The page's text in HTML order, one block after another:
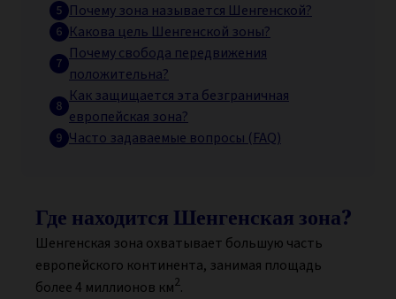
Почему зона называется Шенгенской?
Какова цель Шенгенской зоны?
Почему свобода передвижения
положительна?
Как защищается эта безграничная
европейская зона?
Часто задаваемые вопросы (FAQ)
Где находится Шенгенская зона?
Шенгенская зона охватывает большую часть
европейского континента, занимая площадь
более 4 миллионов км2.